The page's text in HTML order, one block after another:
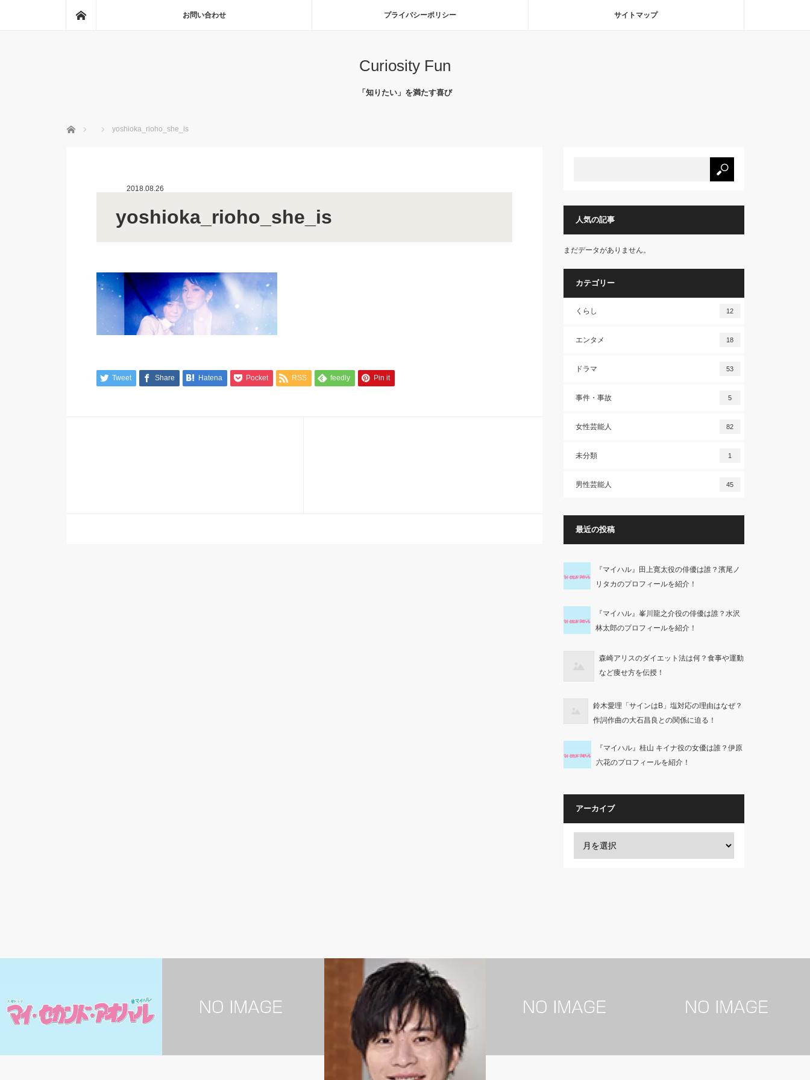
お問い合わせ プライバシーポリシー サイトマップ
Curiosity Fun
「知りたい」を満たす喜び
ホーム yoshioka_rioho_she_is
2018.08.26
yoshioka_rioho_she_is
Tweet Share Hatena Pocket RSS feedly Pin it
人気の記事
まだデータがありません。
カテゴリー
くらし 12
エンタメ 18
ドラマ 53
事件・事故 5
女性芸能人 82
未分類 1
男性芸能人 45
最近の投稿
『マイハル』田上寛太役の俳優は誰？濱尾ノ
リタカのプロフィールを紹介！
『マイハル』峯川龍之介役の俳優は誰？水沢
林太郎のプロフィールを紹介！
森崎アリスのダイエット法は何？食事や運動
など痩せ方を伝授！
鈴木愛理「サインはB」塩対応の理由はなぜ？
作詞作曲の大石昌良との関係に迫る！
『マイハル』桂山 キイナ役の女優は誰？伊原
六花のプロフィールを紹介！
アーカイブ